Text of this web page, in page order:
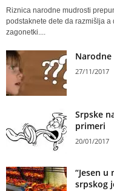
Riznica narodne mudrosti
podstaknete dete da razmišlja
zagonetki....
27/11/2017
Srpske
primeri
20/01/2017
“Jesen
srpskog